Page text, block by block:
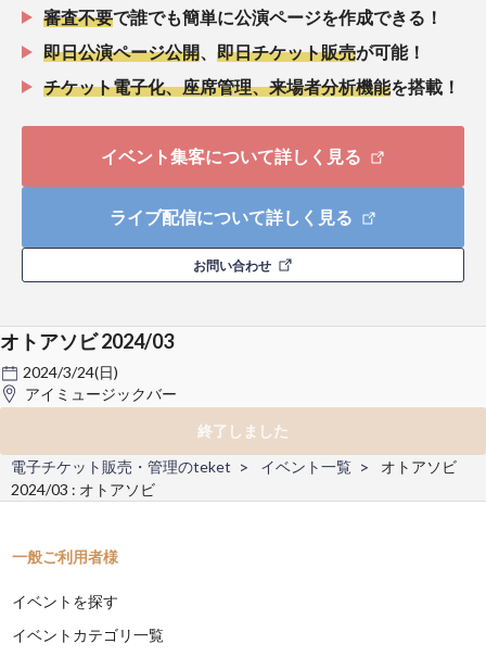
審査不要で誰でも簡単に公演ページを作成できる！
即日公演ページ公開
即日チケット販売が可能！
チケット電子化、座席管理、来場者分析機能を搭載！
イベント集客について詳しく見る
ライブ配信について詳しく見る
お問い合わせ
オトアソビ 2024/03
2024/3/24(日)
アイミュージックバー
終了しました
電子チケット販売・管理のteket
イベント一覧
オトアソビ
2024/03 : オトアソビ
一般ご利用者様
イベントを探す
イベントカテゴリ一覧